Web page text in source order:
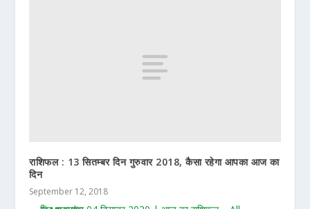
राशिफल : 13 सितम्बर दिन गुरुवार 2018, कैसा रहेगा आपका आज का
दिन
September 12, 2018